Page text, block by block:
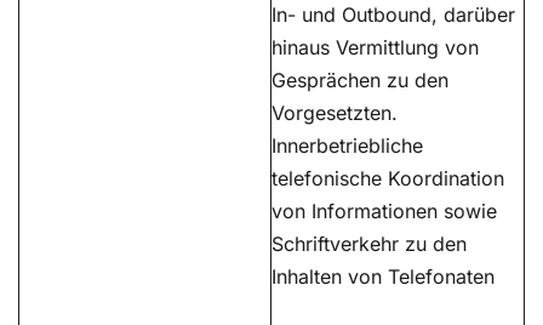
In- und Outbound, darüber
hinaus Vermittlung von
Gesprächen zu den
Vorgesetzten.
Innerbetriebliche
telefonische Koordination
von Informationen sowie
Schriftverkehr zu den
Inhalten von Telefonaten